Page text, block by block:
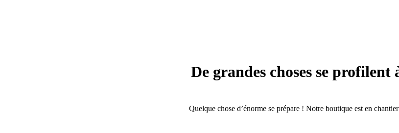
De grandes choses se profilent
Quelque chose d’énorme se prépare ! Notre boutique est en